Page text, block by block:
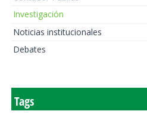
Investigación
Noticias institucionales
Debates
Tags